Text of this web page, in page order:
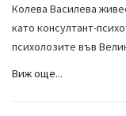
Колева Василева
като консултант-
психолозите във
Виж още...